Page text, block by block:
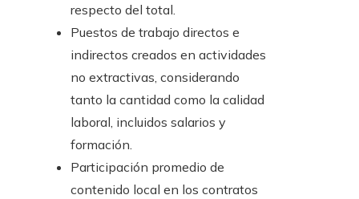
respecto del total.
Puestos de trabajo directos e
indirectos creados en actividades
no extractivas, considerando
tanto la cantidad como la calidad
laboral, incluidos salarios y
formación.
Participación promedio de
contenido local en los contratos